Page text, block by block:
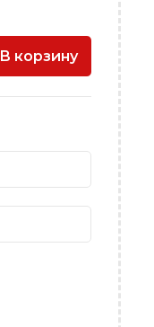
В корзину